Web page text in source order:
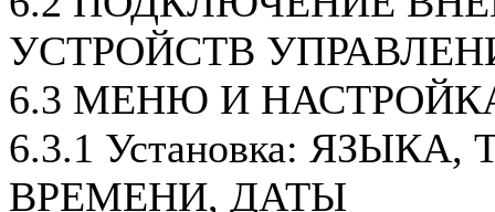
УСТРОЙСТВ
6.3 МЕНЮ И
6.3.1 Установка:
ВРЕМЕНИ, ДАТЫ